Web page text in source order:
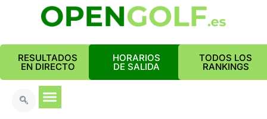
RESULTADOS
EN DIRECTO
HORARIOS
DE SALIDA
TODOS LOS
RANKINGS